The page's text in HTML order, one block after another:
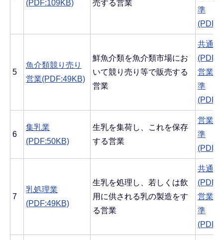
(PDF:109KB)
売する営業
準
5
魚介類競り売り
営業(PDF:49KB)
鮮魚介類を魚介類市場にお
いて競り売り等で販売する
営業
共通
営業
準
6
集乳業
(PDF:50KB)
生乳を集荷し、これを保存
する営業
営業
準
7
乳処理業
(PDF:49KB)
生乳を処理し、若しくは飲
用に供される乳の製造をす
る営業
共通
営業
準